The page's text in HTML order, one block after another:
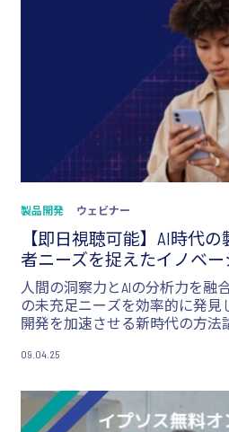
製品開発 ウェビナー
【即日視聴可能】AI時代
者ニーズを捉えたイノベ
人間の洞察力とAIの分析力を融
の未充足ニーズを効率的に発見
開発を加速させる新時代の方法
09.04.25